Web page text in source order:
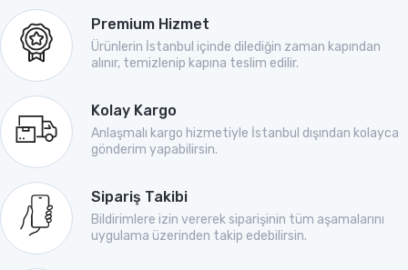
Premium Hizmet
Ürünlerin İstanbul içinde dilediğin zaman kapından
alınır, temizlenip kapına teslim edilir.
Kolay Kargo
Anlaşmalı kargo hizmetiyle İstanbul dışından kolayca
gönderim yapabilirsin.
Sipariş Takibi
Bildirimlere izin vererek siparişinin tüm aşamalarını
uygulama üzerinden takip edebilirsin.